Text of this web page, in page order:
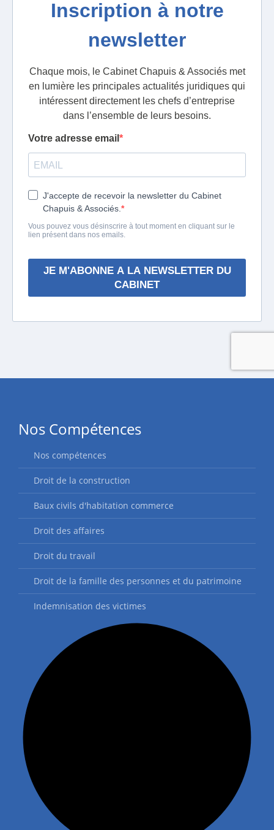
Nos Compétences
Nos compétences
Droit de la construction
Baux civils d'habitation commerce
Droit des affaires
Droit du travail
Droit de la famille des personnes et du patrimoine
Indemnisation des victimes